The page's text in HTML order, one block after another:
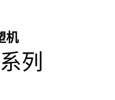
列
机